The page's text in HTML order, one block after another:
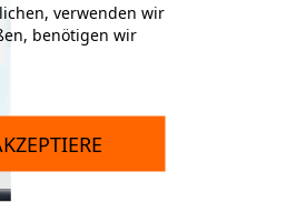
verwenden wir
benötigen wir